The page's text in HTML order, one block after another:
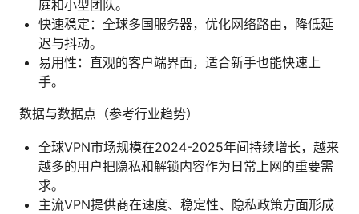
庭和小型团队。
快速稳定：全球多国服务器，优化网络路由，降低延
迟与抖动。
易用性：直观的客户端界面，适合新手也能快速上
手。
数据与数据点（参考行业趋势）
全球VPN市场规模在2024-2025年间持续增长，越来
越多的用户把隐私和解锁内容作为日常上网的重要需
求。
主流VPN提供商在速度、稳定性、隐私政策方面形成